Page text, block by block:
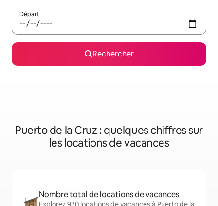
Départ
Rechercher
Puerto de la Cruz : quelques chiffres sur
les locations de vacances
Nombre total de locations de vacances
Explorez 970 locations de vacances à Puerto de la